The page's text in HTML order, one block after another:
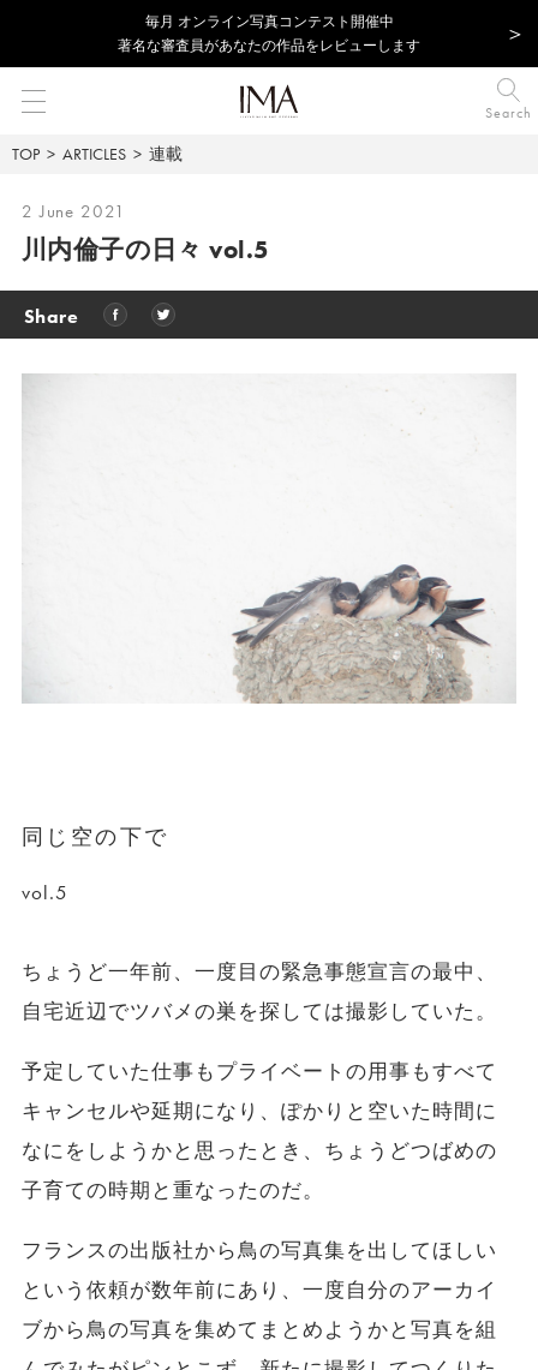
毎⽉ オンライン写真コンテスト開催中
著名な審査員があなたの作品をレビューします
Search
TOP ARTICLES 連載
2 June 2021
川内倫子の日々 vol.5
Share
同じ空の下で
vol.5
ちょうど一年前、一度目の緊急事態宣言の最中、
自宅近辺でツバメの巣を探しては撮影していた。
予定していた仕事もプライベートの用事もすべて
キャンセルや延期になり、ぽかりと空いた時間に
なにをしようかと思ったとき、ちょうどつばめの
子育ての時期と重なったのだ。
フランスの出版社から鳥の写真集を出してほしい
という依頼が数年前にあり、一度自分のアーカイ
ブから鳥の写真を集めてまとめようかと写真を組